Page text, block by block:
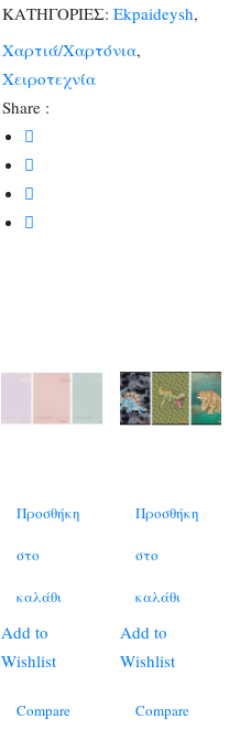
ΚΑΤΗΓΟΡΙΕΣ: Ekpaideysh,
Χαρτιά/Χαρτόνια,
Χειροτεχνία
Share :
Προσθήκη
στο
καλάθι
Add to
Wishlist
Compare
Προσθήκη
στο
καλάθι
Add to
Wishlist
Compare